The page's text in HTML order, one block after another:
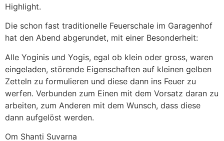
Highlight.
Die schon fast traditionelle Feuerschale im Garagenhof
hat den Abend abgerundet, mit einer Besonderheit:
Alle Yoginis und Yogis, egal ob klein oder gross, waren
eingeladen, störende Eigenschaften auf kleinen gelben
Zetteln zu formulieren und diese dann ins Feuer zu
werfen. Verbunden zum Einen mit dem Vorsatz daran zu
arbeiten, zum Anderen mit dem Wunsch, dass diese
dann aufgelöst werden.
Om Shanti Suvarna